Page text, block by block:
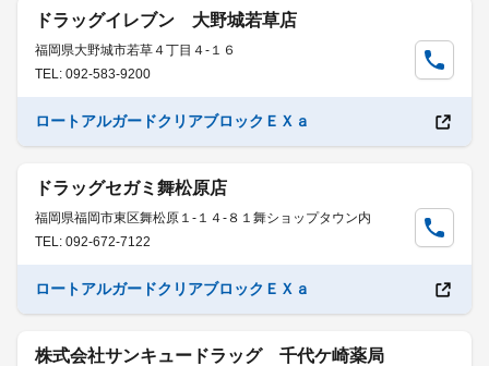
ドラッグイレブン 大野城若草店
福岡県大野城市若草４丁目４-１６
TEL: 092-583-9200
ロートアルガードクリアブロックＥＸａ
ドラッグセガミ舞松原店
福岡県福岡市東区舞松原１-１４-８１舞ショップタウン内
TEL: 092-672-7122
ロートアルガードクリアブロックＥＸａ
株式会社サンキュードラッグ 千代ケ崎薬局